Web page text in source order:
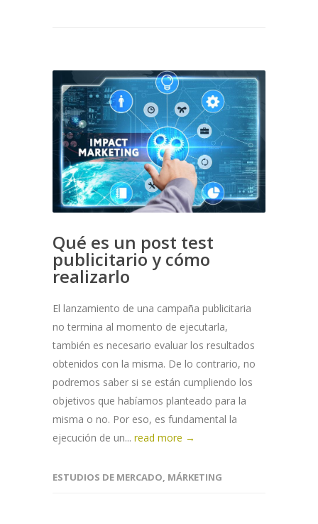
Qué es un post test
publicitario y cómo
realizarlo
El lanzamiento de una campaña publicitaria
no termina al momento de ejecutarla,
también es necesario evaluar los resultados
obtenidos con la misma. De lo contrario, no
podremos saber si se están cumpliendo los
objetivos que habíamos planteado para la
misma o no. Por eso, es fundamental la
ejecución de un... read more →
ESTUDIOS DE MERCADO, MÁRKETING